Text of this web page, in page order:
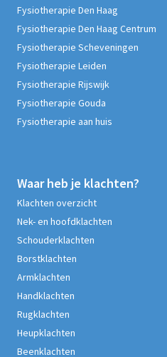
Fysiotherapie Den Haag
Fysiotherapie Den Haag Centrum
Fysiotherapie Scheveningen
Fysiotherapie Leiden
Fysiotherapie Rijswijk
Fysiotherapie Gouda
Fysiotherapie aan huis
Waar heb je klachten?
Klachten overzicht
Nek- en hoofdklachten
Schouderklachten
Borstklachten
Armklachten
Handklachten
Rugklachten
Heupklachten
Beenklachten